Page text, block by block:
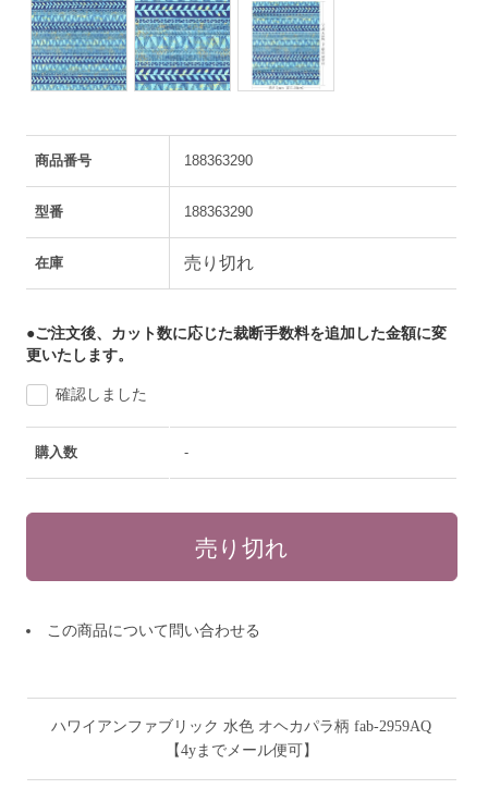
商品番号 188363290
型番 188363290
在庫 売り切れ
●ご注文後、カット数に応じた裁断手数料を追加した金額に変
更いたします。
確認しました
購入数 -
この商品について問い合わせる
ハワイアンファブリック 水色 オヘカパラ柄 fab-2959AQ
【4yまでメール便可】